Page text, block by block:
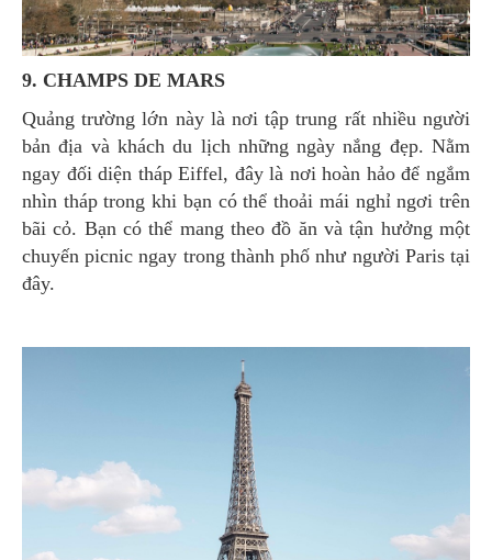
9. CHAMPS DE MARS
Quảng trường lớn này là nơi tập trung rất nhiều người
bản địa và khách du lịch những ngày nắng đẹp. Nằm
ngay đối diện tháp Eiffel, đây là nơi hoàn hảo để ngắm
nhìn tháp trong khi bạn có thể thoải mái nghỉ ngơi trên
bãi cỏ. Bạn có thể mang theo đồ ăn và tận hưởng một
chuyến picnic ngay trong thành phố như người Paris tại
đây.